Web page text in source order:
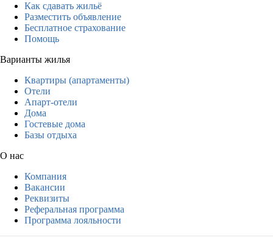
Как сдавать жильё
Разместить объявление
Бесплатное страхование
Помощь
Варианты жилья
Квартиры (апартаменты)
Отели
Апарт-отели
Дома
Гостевые дома
Базы отдыха
О нас
Компания
Вакансии
Реквизиты
Реферальная программа
Программа лояльности